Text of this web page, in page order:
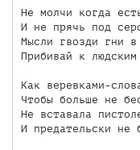
Не молчи когда
И не прячь под
Мысли гвозди гни в
Прибивай к людским
Как веревками-
Чтобы больше не
Не вставала
И предательски не